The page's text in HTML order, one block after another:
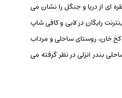
آن منظره‌ ای از دریا و جنگل را نشان می‌
رایگان در لابی و کافی شاپ
کخ خان، روستای ساحلی و مرداب
بندر انزلی در نظر گرفته می‌